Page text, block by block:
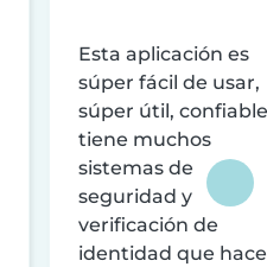
Esta aplicación es
súper fácil de usar,
súper útil,
tiene muchos
sistemas de
seguridad y
verificación de
identidad que